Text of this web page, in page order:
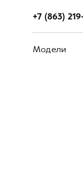
+7 (863)
Модели